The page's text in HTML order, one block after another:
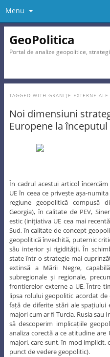
Menu
GeoPolitica
Portal de analize geopolitice,
TAGGED WITH GRANIŢE EXTERNE
Noi dimensiuni
Europene la
În cadrul acestui articol
UE în ceea ce privește așa-
regiune geopolitică compusă
Georgia), în calitate de PEV,
estic (inițiativa UE cea mai
Sud, în calitate de concept
geopolitică învechită, puternic
său interior și rigidităţii. În
state într-o strategie mai
extinsă a Mării Negre,
subregionale și regionale,
frontierelor externe a UE. Între
lipsa rolului geopolitic acordat
față de diferite stări ale spațiului
majori cum ar fi Turcia, Rusia sau
să descoperim implicațiile
analiza corectă a ce atitudine are
majori, care sunt, în mod implicit,
punct de vedere geopolitic).